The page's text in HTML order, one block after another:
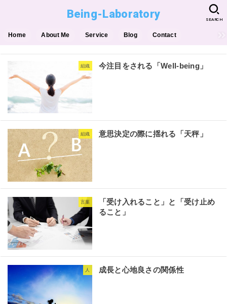
Being-Laboratory
Home About Me Service Blog Contact
SEARCH
組織 今注目をされる「Well-being」
組織 意思決定の際に揺れる「天秤」
言葉
「受け入れること」と「受け止め
ること」
人 成長と心地良さの関係性